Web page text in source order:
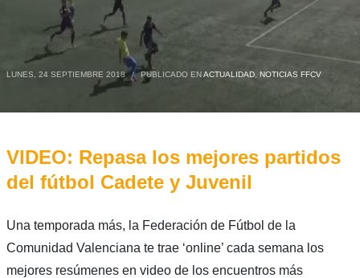
LUNES, 24 SEPTIEMBRE 2018 / PUBLICADO ENACTUALIDAD, NOTICIAS FFCV
VIDEO: Repasa los mejores partidos
del fútbol Cadete y Juvenil
Una temporada más, la Federación de Fútbol de la
Comunidad Valenciana te trae ‘online’ cada semana los
mejores resúmenes en video de los encuentros más